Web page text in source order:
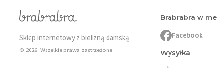
Sklep internetowy z bielizną damską
© 2026. Wszelkie prawa zastrzeżone.
Brabrabra w
Facebook
Wysyłka